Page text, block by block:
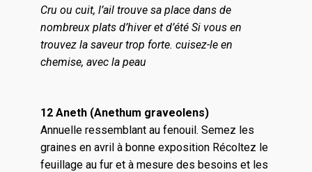
Cru ou cuit, l’ail trouve sa place dans de
nombreux plats d’hiver et d’été Si vous en
trouvez la saveur trop forte. cuisez-le en
chemise, avec la peau
12 Aneth (Anethum graveolens)
Annuelle ressemblant au fenouil. Semez les
graines en avril à bonne exposition Récoltez le
feuillage au fur et à mesure des besoins et les